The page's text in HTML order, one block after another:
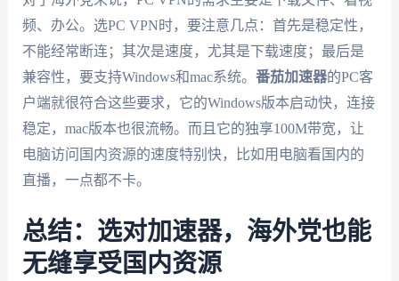
频、办公。选PC VPN时，要注意几点：首先是稳定性，
不能经常断连；其次是速度，尤其是下载速度；最后是
兼容性，要支持Windows和mac系统。 番茄加速器的PC客
户端就很符合这些要求，它的Windows版本启动快，连接
稳定，mac版本也很流畅。而且它的独享100M带宽，让
电脑访问国内资源的速度特别快，比如用电脑看国内的
直播，一点都不卡。
总结：选对加速器，海外党也能
无缝享受国内资源